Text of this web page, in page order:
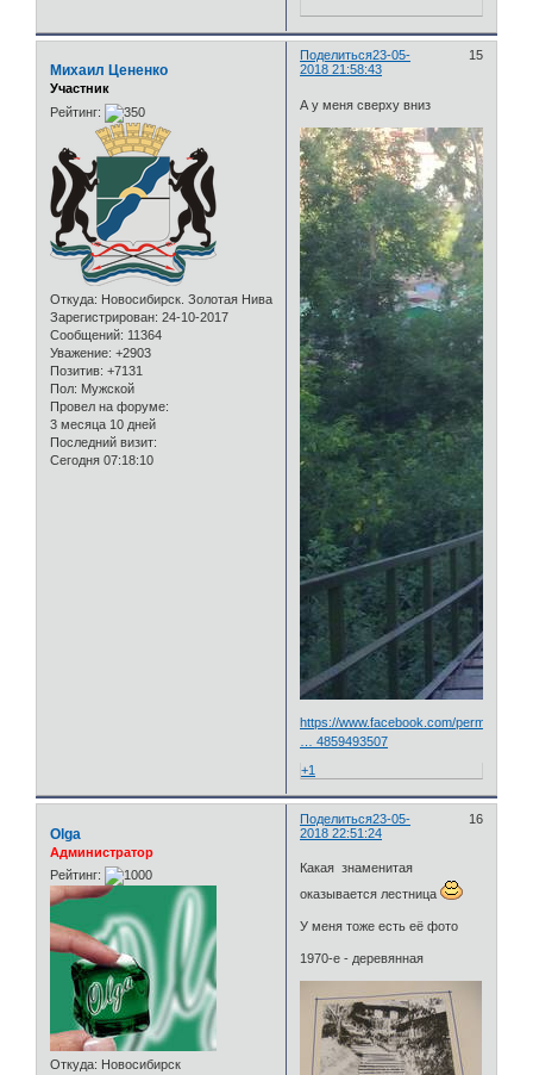
Поделиться 15
23-05-
2018 21:58:43
Михаил Цененко
Участник
Рейтинг:
Откуда: Новосибирск. Золотая Нива
Зарегистрирован: 24-10-2017
Сообщений: 11364
Уважение: +2903
Позитив: +7131
Пол: Мужской
Провел на форуме:
3 месяца 10 дней
Последний визит:
Сегодня 07:18:10
А у меня сверху вниз
https://www.facebook.com/
… 4859493507
+1
Поделиться 16
23-05-
2018 22:51:24
Olga
Администратор
Рейтинг:
Откуда: Новосибирск
Какая знаменитая
оказывается лестница
У меня тоже есть её фото
1970-е - деревянная